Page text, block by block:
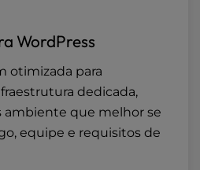
WordPress
otimizada para
dedicada,
ambiente que melhor se
equipe e requisitos de